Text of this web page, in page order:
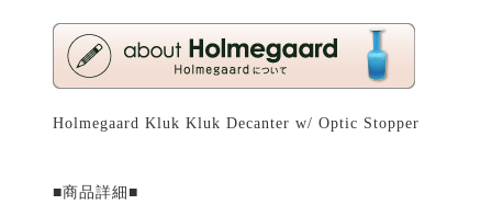
Holmegaard Kluk Kluk Decanter w/ Optic Stopper
■商品詳細■